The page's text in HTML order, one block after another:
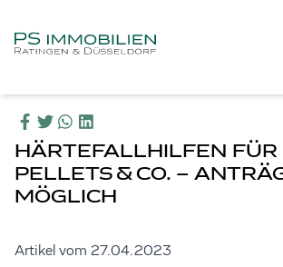
HÄRTEFALLHILFEN FÜR
PELLETS & CO. –
MÖGLICH
Artikel vom 27.04.2023